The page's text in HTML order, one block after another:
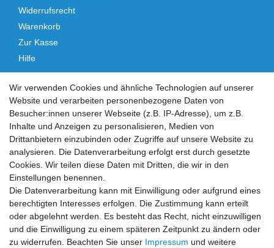
Widerrufsrecht
Warenkorb
Zur Kasse
Hilfe
Vertrag widerrufen
Social Media
Facebook Instagram
Sicher einkaufen
Zahlung und Versand
Wir verwenden Cookies und ähnliche Technologien auf unserer
Website und verarbeiten personenbezogene Daten von
Besucher:innen unserer Webseite (z.B. IP-Adresse), um z.B.
Inhalte und Anzeigen zu personalisieren, Medien von
Drittanbietern einzubinden oder Zugriffe auf unsere Website zu
analysieren. Die Datenverarbeitung erfolgt erst durch gesetzte
Cookies. Wir teilen diese Daten mit Dritten, die wir in den
Einstellungen benennen.
Die Datenverarbeitung kann mit Einwilligung oder aufgrund eines
berechtigten Interesses erfolgen. Die Zustimmung kann erteilt
oder abgelehnt werden. Es besteht das Recht, nicht einzuwilligen
und die Einwilligung zu einem späteren Zeitpunkt zu ändern oder
zu widerrufen. Beachten Sie unser Impressum und weitere